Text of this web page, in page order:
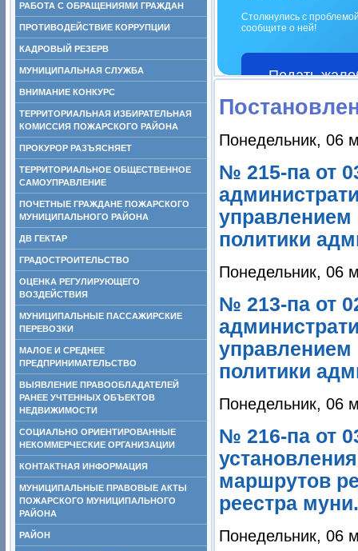
РАБОТА С ОБРАЩЕНИЯМИ ГРАЖДАН
ПРОТИВОДЕЙСТВИЕ КОРРУПЦИИ
КАДРОВЫЙ РЕЗЕРВ
МУНИЦИПАЛЬНАЯ СЛУЖБА
ВНИМАНИЕ КОНКУРС
ТЕРРИТОРИАЛЬНАЯ ИЗБИРАТЕЛЬНАЯ
КОМИССИЯ ПОЖАРСКОГО РАЙОНА
ПРОКУРОР РАЗЪЯСНЯЕТ
ТЕРРИТОРИАЛЬНОЕ ОБЩЕСТВЕННОЕ
САМОУПРАВЛЕНИЕ
ПОЧЕТНЫЕ ГРАЖДАНЕ ПОЖАРСКОГО
МУНИЦИПАЛЬНОГО РАЙОНА
ДВ ГЕКТАР
ГРАДОСТРОИТЕЛЬСТВО
ОЦЕНКА РЕГУЛИРУЮЩЕГО
ВОЗДЕЙСТВИЯ
МУНИЦИПАЛЬНЫЕ ПАССАЖИРСКИЕ
ПЕРЕВОЗКИ
МАЛОЕ И СРЕДНЕЕ
ПРЕДПРИНИМАТЕЛЬСТВО
ВЫЯВЛЕНИЕ ПРАВООБЛАДАТЕЛЕЙ
РАНЕЕ УЧТЕННЫХ ОБЪЕКТОВ
НЕДВИЖИМОСТИ
СОЦИАЛЬНО ОРИЕНТИРОВАННЫЕ
НЕКОММЕРЧЕСКИЕ ОРГАНИЗАЦИИ
КОНТАКТНАЯ ИНФОРМАЦИЯ
МУНИЦИПАЛЬНЫЕ ПРАВОВЫЕ АКТЫ
ПОЖАРСКОГО МУНИЦИПАЛЬНОГО
РАЙОНА
РАЙОН
Столкнулись с
сообщите о ней!
Подать
Понедельник, 06
№ 215-па от
управлением
политики
Понедельник, 06
№ 213-па от
управлением
политики
Понедельник, 06
№ 216-па от
маршрутов
реестра
Понедельник, 06